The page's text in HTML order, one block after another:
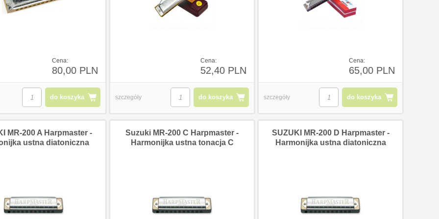
Cena:
80,00 PLN
do koszyka
Cena:
52,40 PLN
do koszyka
szczegóły
Cena:
65,00 PLN
do koszyka
szczegóły
MR-200 A Harpmaster -
ustna diatoniczna
Suzuki MR-200 C Harpmaster -
Harmonijka ustna tonacja C
SUZUKI MR-200 D Harpmaster -
Harmonijka ustna diatoniczna